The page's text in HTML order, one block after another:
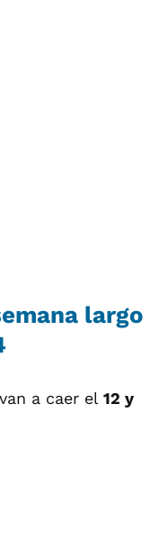
largo
a caer el 12 y